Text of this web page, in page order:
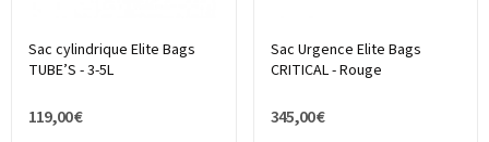
Sac cylindrique Elite Bags
TUBE’S - 3-5L
119,00 €
Sac Urgence Elite Bags
CRITICAL - Rouge
345,00 €